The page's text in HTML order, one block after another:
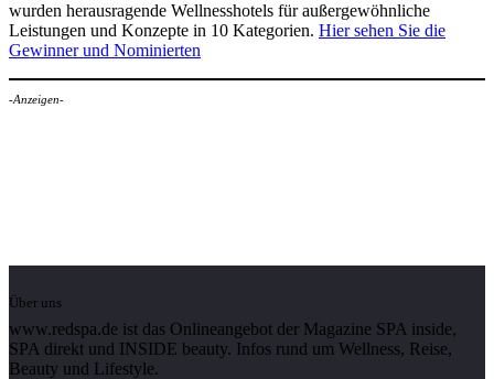
wurden herausragende Wellnesshotels für außergewöhnliche
Leistungen und Konzepte in 10 Kategorien. Hier sehen Sie die
Gewinner und Nominierten
-Anzeigen-
Über uns
www.redspa.de ist das Onlineangebot der Magazine SPA inside,
SPA direkt und INSIDE beauty. Infos rund um Wellness, Reise,
Beauty und Lifestyle.